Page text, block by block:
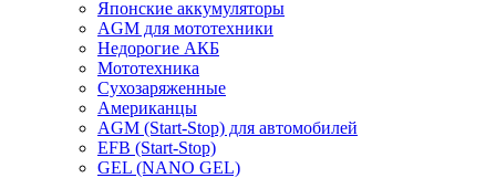
Японские аккумуляторы
AGM для мототехники
Недорогие АКБ
Мототехника
Сухозаряженные
Американцы
AGM (Start-Stop) для автомобилей
EFB (Start-Stop)
GEL (NANO GEL)